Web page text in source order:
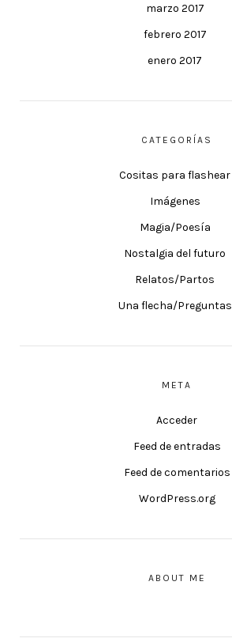
marzo 2017
febrero 2017
enero 2017
CATEGORÍAS
Cositas para flashear
Imágenes
Magia/Poesía
Nostalgia del futuro
Relatos/Partos
Una flecha/Preguntas
META
Acceder
Feed de entradas
Feed de comentarios
WordPress.org
ABOUT ME